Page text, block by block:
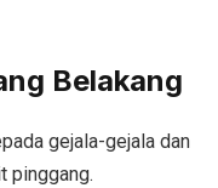
Belakang
gejala-gejala dan
pinggang.